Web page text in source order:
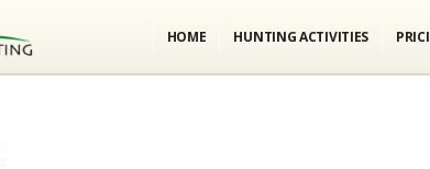
HOME HUNTING ACTIVITIES